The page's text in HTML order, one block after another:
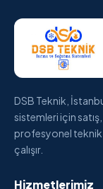
DSB Teknik,
sistemleri için
profesyonel teknik
çalışır.
Hizmetlerimiz